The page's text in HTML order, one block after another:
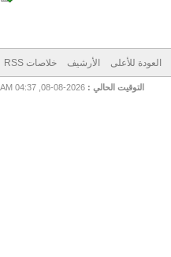
العودة للأعلى الأرشيف خلاصات RSS
التوقيت الحالي :2026-08-08, 04:37 AM